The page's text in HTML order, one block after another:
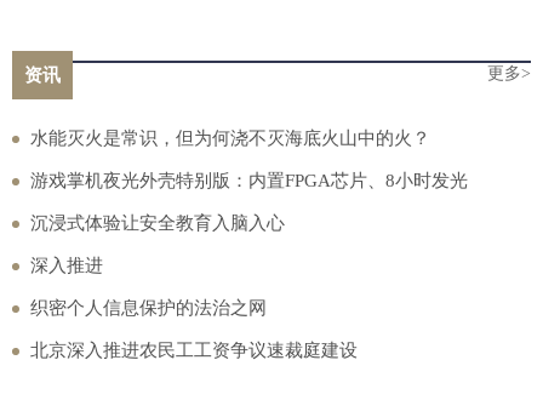
资讯 更多>
水能灭火是常识，但为何浇不灭海底火山中的火？
游戏掌机夜光外壳特别版：内置FPGA芯片、8小时发光
沉浸式体验让安全教育入脑入心
深入推进
织密个人信息保护的法治之网
北京深入推进农民工工资争议速裁庭建设